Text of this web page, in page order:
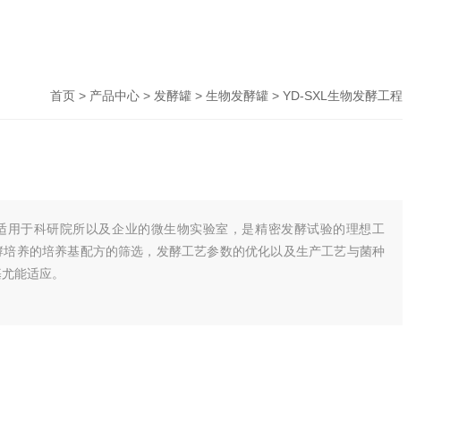
首页 > 产品中心 > 发酵罐 > 生物发酵罐 > YD-SXL生物发酵工程
用于科研院所以及企业的微生物实验室，是精密发酵试验的理想工
养的培养基配方的筛选，发酵工艺参数的优化以及生产工艺与菌种
能适应。